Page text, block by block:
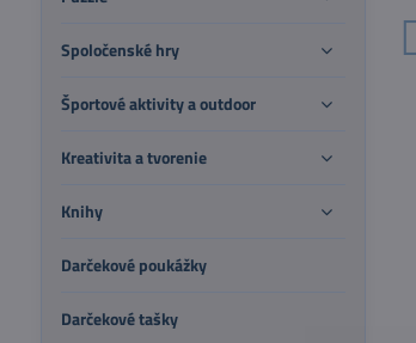
Spoločenské hry
Športové aktivity a outdoor
Kreativita a tvorenie
Knihy
Darčekové poukážky
Darčekové tašky